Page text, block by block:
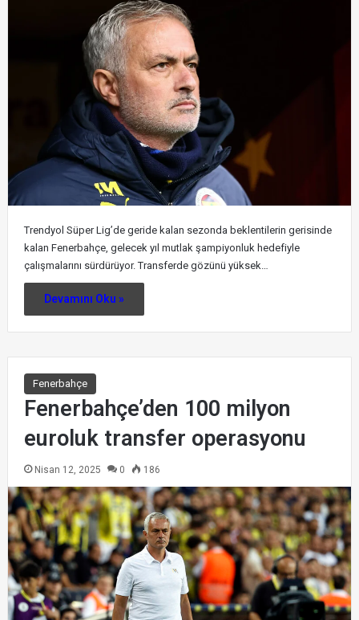
Trendyol Süper Lig’de geride kalan sezonda beklentilerin gerisinde
kalan Fenerbahçe, gelecek yıl mutlak şampiyonluk hedefiyle
çalışmalarını sürdürüyor. Transferde gözünü yüksek…
Devamını Oku »
Fenerbahçe
Fenerbahçe’den 100 milyon
euroluk transfer operasyonu
Nisan 12, 2025 0 186